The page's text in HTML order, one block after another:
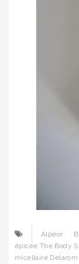
Alpéor
épicée The Body
micellaire Delarom